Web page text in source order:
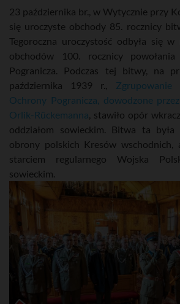
23 października br., w Wytycznie przy
się uroczyste obchody 85. rocznicy
Tegoroczna uroczystość odbyła się w
obchodów 100. rocznicy
Pogranicza. Podczas tej bitwy, na
października 1939 r., Zgrupowanie
Ochrony Pogranicza, dowodzone
Orlik-Rückemanna , stawiło opór
oddziałom sowieckim. Bitwa ta
obrony polskich Kresów wschodnich,
starciem regularnego Wojska
sowieckim.